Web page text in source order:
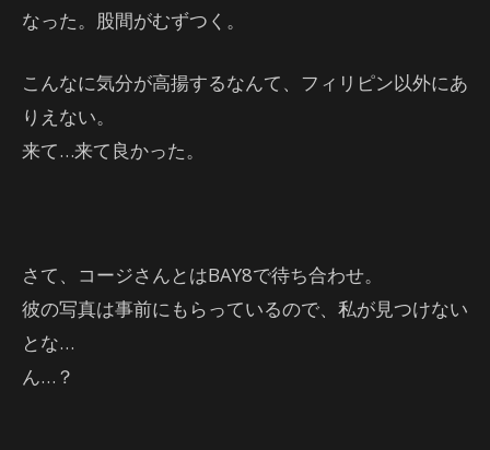
なった。股間がむずつく。
こんなに気分が高揚するなんて、フィリピン以外にあ
りえない。
来て…来て良かった。
さて、コージさんとはBAY8で待ち合わせ。
彼の写真は事前にもらっているので、私が見つけない
とな…
ん…？